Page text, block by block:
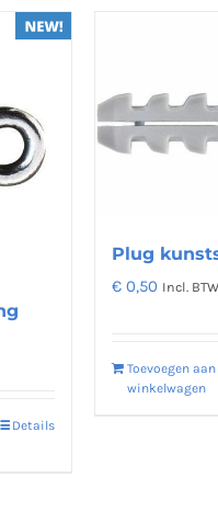
Details
Plug
€ 0,50 Incl. BTW
Toevoegen aan
winkelwagen